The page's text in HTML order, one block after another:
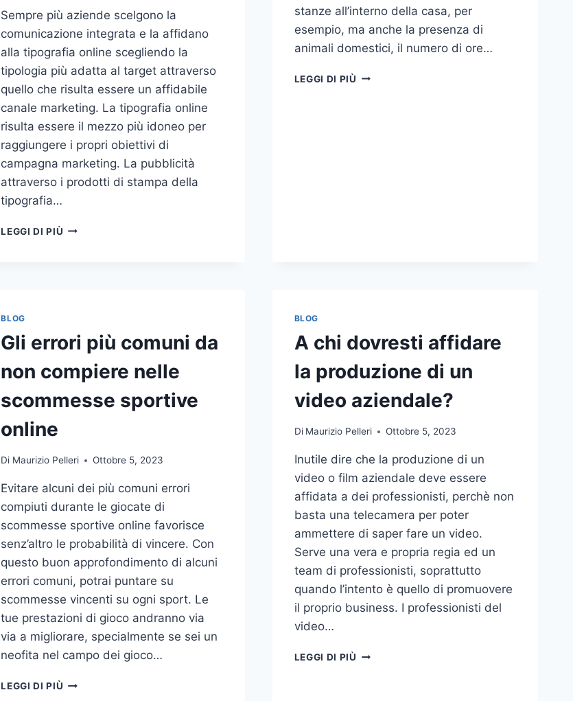
Sempre più aziende scelgono la
comunicazione integrata e la affidano
alla tipografia online scegliendo la
tipologia più adatta al target attraverso
quello che risulta essere un affidabile
canale marketing. La tipografia online
risulta essere il mezzo più idoneo per
raggiungere i propri obiettivi di
campagna marketing. La pubblicità
attraverso i prodotti di stampa della
tipografia…
LEGGI DI PIÙ VUOI
A
TIPOGRAFIA
ONLINE?
ECCO
stanze all’interno della casa, per
esempio, ma anche la presenza di
animali domestici, il numero di ore…
LEGGI DI PIÙ COME
BLOG
Gli errori più comuni da
non compiere nelle
scommesse sportive
online
Di Maurizio Pelleri Ottobre 5, 2023
Evitare alcuni dei più comuni errori
compiuti durante le giocate di
scommesse sportive online favorisce
senz’altro le probabilità di vincere. Con
questo buon approfondimento di alcuni
errori comuni, potrai puntare su
scommesse vincenti su ogni sport. Le
tue prestazioni di gioco andranno via
via a migliorare, specialmente se sei un
neofita nel campo dei gioco…
LEGGI DI PIÙ GLI
BLOG
A chi dovresti affidare
la produzione di un
video aziendale?
Di Maurizio Pelleri Ottobre 5, 2023
Inutile dire che la produzione di un
video o film aziendale deve essere
affidata a dei professionisti, perchè non
basta una telecamera per poter
ammettere di saper fare un video.
Serve una vera e propria regia ed un
team di professionisti, soprattutto
quando l’intento è quello di promuovere
il proprio business. I professionisti del
video…
LEGGI DI PIÙ